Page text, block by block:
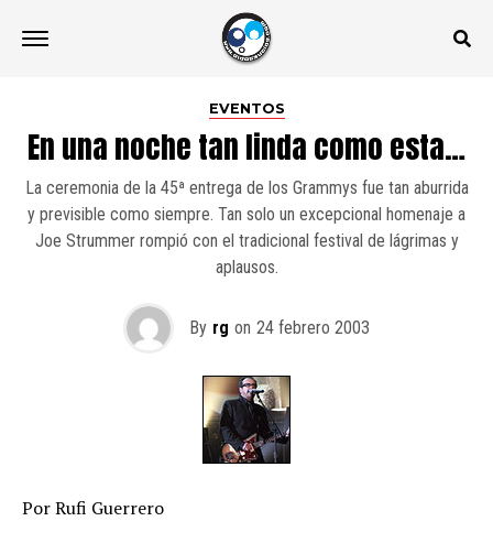
EVENTOS
En una noche tan linda como esta…
La ceremonia de la 45ª entrega de los Grammys fue tan aburrida
y previsible como siempre. Tan solo un excepcional homenaje a
Joe Strummer rompió con el tradicional festival de lágrimas y
aplausos.
By rg on 24 febrero 2003
Por Rufi Guerrero